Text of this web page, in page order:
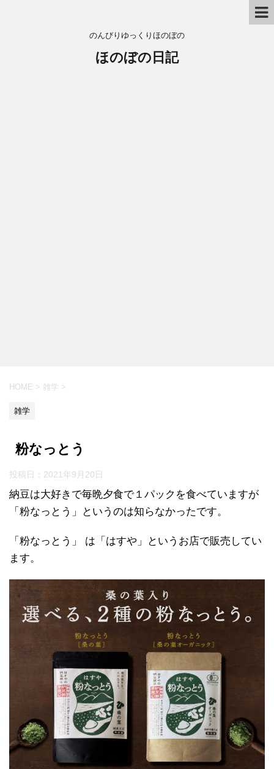
のんびりゆっくりほのぼの
ほのぼの日記
HOME > 雑学 >
雑学
粉なっとう
投稿日： 2021年9月20日
納豆は大好きで毎晩夕食で１パックを食べていますが
「粉なっとう」というのは知らなかったです。
「粉なっとう」 は「はすや」というお店で販売してい
ます。